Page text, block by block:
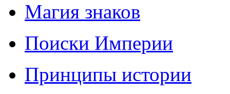
Магия знаков
Поиски Империи
Принципы истории